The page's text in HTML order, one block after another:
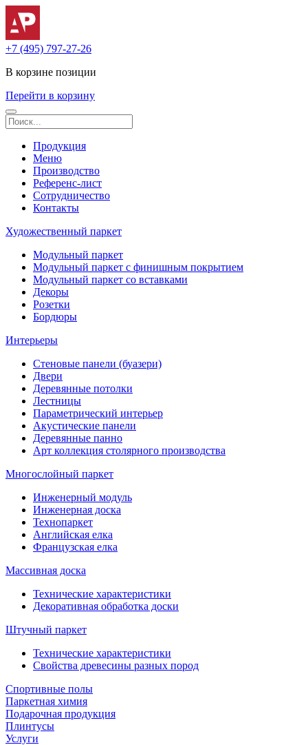
+7 (495) 797-27-26
В корзине позиции
Перейти в корзину
Продукция
Меню
Производство
Референс-лист
Сотрудничество
Контакты
Художественный паркет
Модульный паркет
Модульный паркет с финишным покрытием
Модульный паркет со вставками
Декоры
Розетки
Бордюры
Интерьеры
Стеновые панели (буазери)
Двери
Деревянные потолки
Лестницы
Параметрический интерьер
Акустические панели
Деревянные панно
Арт коллекция столярного производства
Многослойный паркет
Инженерный модуль
Инженерная доска
Технопаркет
Английская елка
Французская елка
Массивная доска
Технические характеристики
Декоративная обработка доски
Штучный паркет
Технические характеристики
Свойства древесины разных пород
Спортивные полы
Паркетная химия
Подарочная продукция
Плинтусы
Услуги